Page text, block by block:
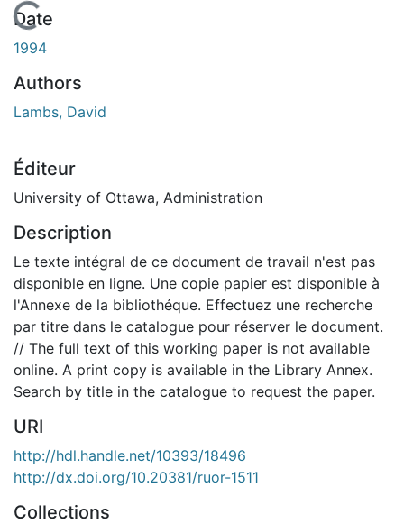
En cours de chargement...
Date
1994
Authors
Lambs, David
Éditeur
University of Ottawa, Administration
Description
Le texte intégral de ce document de travail n'est pas
disponible en ligne. Une copie papier est disponible à
l'Annexe de la bibliothéque. Effectuez une recherche
par titre dans le catalogue pour réserver le document.
// The full text of this working paper is not available
online. A print copy is available in the Library Annex.
Search by title in the catalogue to request the paper.
URI
http://hdl.handle.net/10393/18496
http://dx.doi.org/10.20381/ruor-1511
Collections